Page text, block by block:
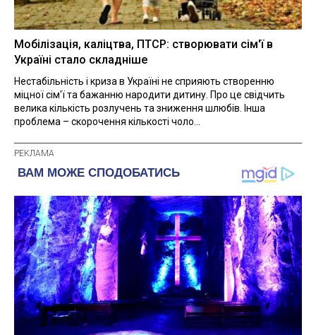
Мобілізація, каліцтва, ПТСР: створювати сім'ї в
Україні стало складніше
Нестабільність і криза в Україні не сприяють створенню
міцної сім'ї та бажанню народити дитину. Про це свідчить
велика кількість розлучень та зниження шлюбів. Інша
проблема – скорочення кількості чоло...